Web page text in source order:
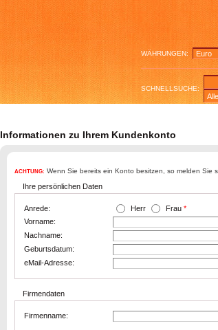
WÄHRUNGEN:
SCHNELLSUCHE:
Informationen zu Ihrem Kundenkonto
ACHTUNG: Wenn Sie bereits ein Konto besitzen, so melden Sie
Ihre persönlichen Daten
Anrede: Herr Frau *
Vorname:
Nachname:
Geburtsdatum:
eMail-Adresse:
Firmendaten
Firmenname: